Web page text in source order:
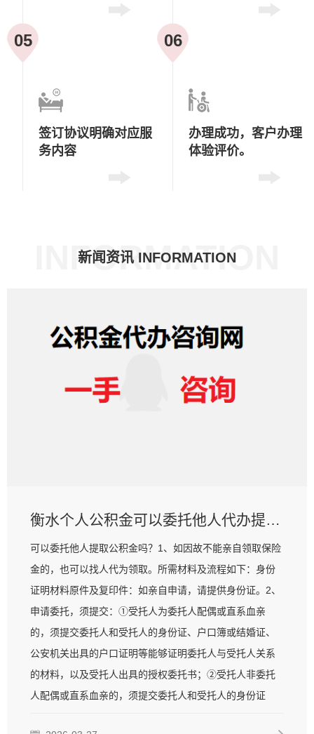
05
签订协议明确对应服
务内容
06
办理成功， 客户办理
体验评价。
INFORMATION
新闻资讯 INFORMATION
衡水个人公积金可以委托他人代办提取吗？需要什么材料？
可以委托他人提取公积金吗？1、如因故不能亲自领取保险
金的，也可以找人代为领取。所需材料及流程如下：身份
证明材料原件及复印件：如亲自申请，请提供身份证。2、
申请委托，须提交：①受托人为委托人配偶或直系血亲
的，须提交委托人和受托人的身份证、户口簿或结婚证、
公安机关出具的户口证明等能够证明委托人与受托人关系
的材料，以及受托人出具的授权委托书；②受托人非委托
人配偶或直系血亲的，须提交委托人和受托人的身份证